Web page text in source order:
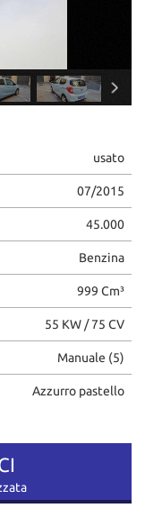
×
usato
07/2015
45.000
Benzina
999 Cm³
55 KW / 75 CV
Manuale (5)
Azzurro pastello